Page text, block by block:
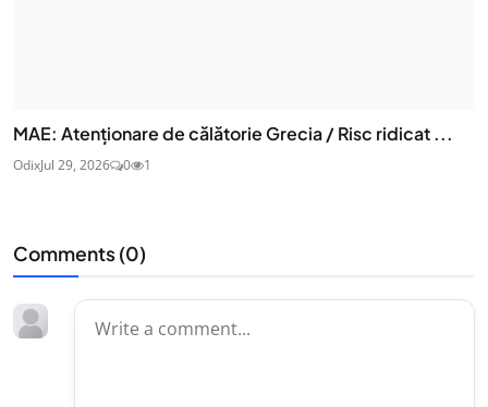
MAE: Atenţionare de călătorie Grecia / Risc ridicat ...
OdixJul 29, 2026 0 1
Comments (0)